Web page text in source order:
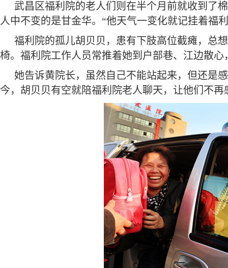
武昌区福利院的老人们则在半个月前就收到了
人中不变的是甘金华。“他天气一变化就记挂着福
福利院的孤儿胡贝贝，患有下肢高位截瘫，总
椅。福利院工作人员常推着她到户部巷、江边散心
她告诉黄院长，虽然自己不能站起来，但还是
今，胡贝贝有空就陪福利院老人聊天，让他们不再